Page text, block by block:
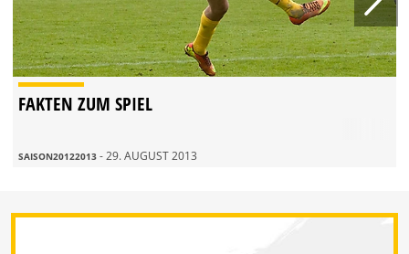
FAKTEN ZUM SPIEL
SAISON20122013 - 29. AUGUST 2013